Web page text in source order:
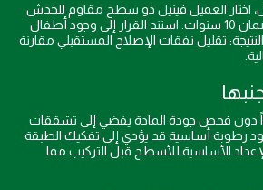
اختار العميل فينيل ذو سطح مقاوم للخدش
وطبقة عازلة للماء، مع ضمان 10 سنوات. استند القرار إلى وجود أطفال
تقليل نفقات الإصلاح المستقبلي مقارنة
دون فحص جودة المادة يفضي إلى تشققات
تجاهل وجود رطوبة أساسية قد يؤدي إلى تفكيك الطبقة
الإعداد الأساسية للأسطح قبل التركيب مما